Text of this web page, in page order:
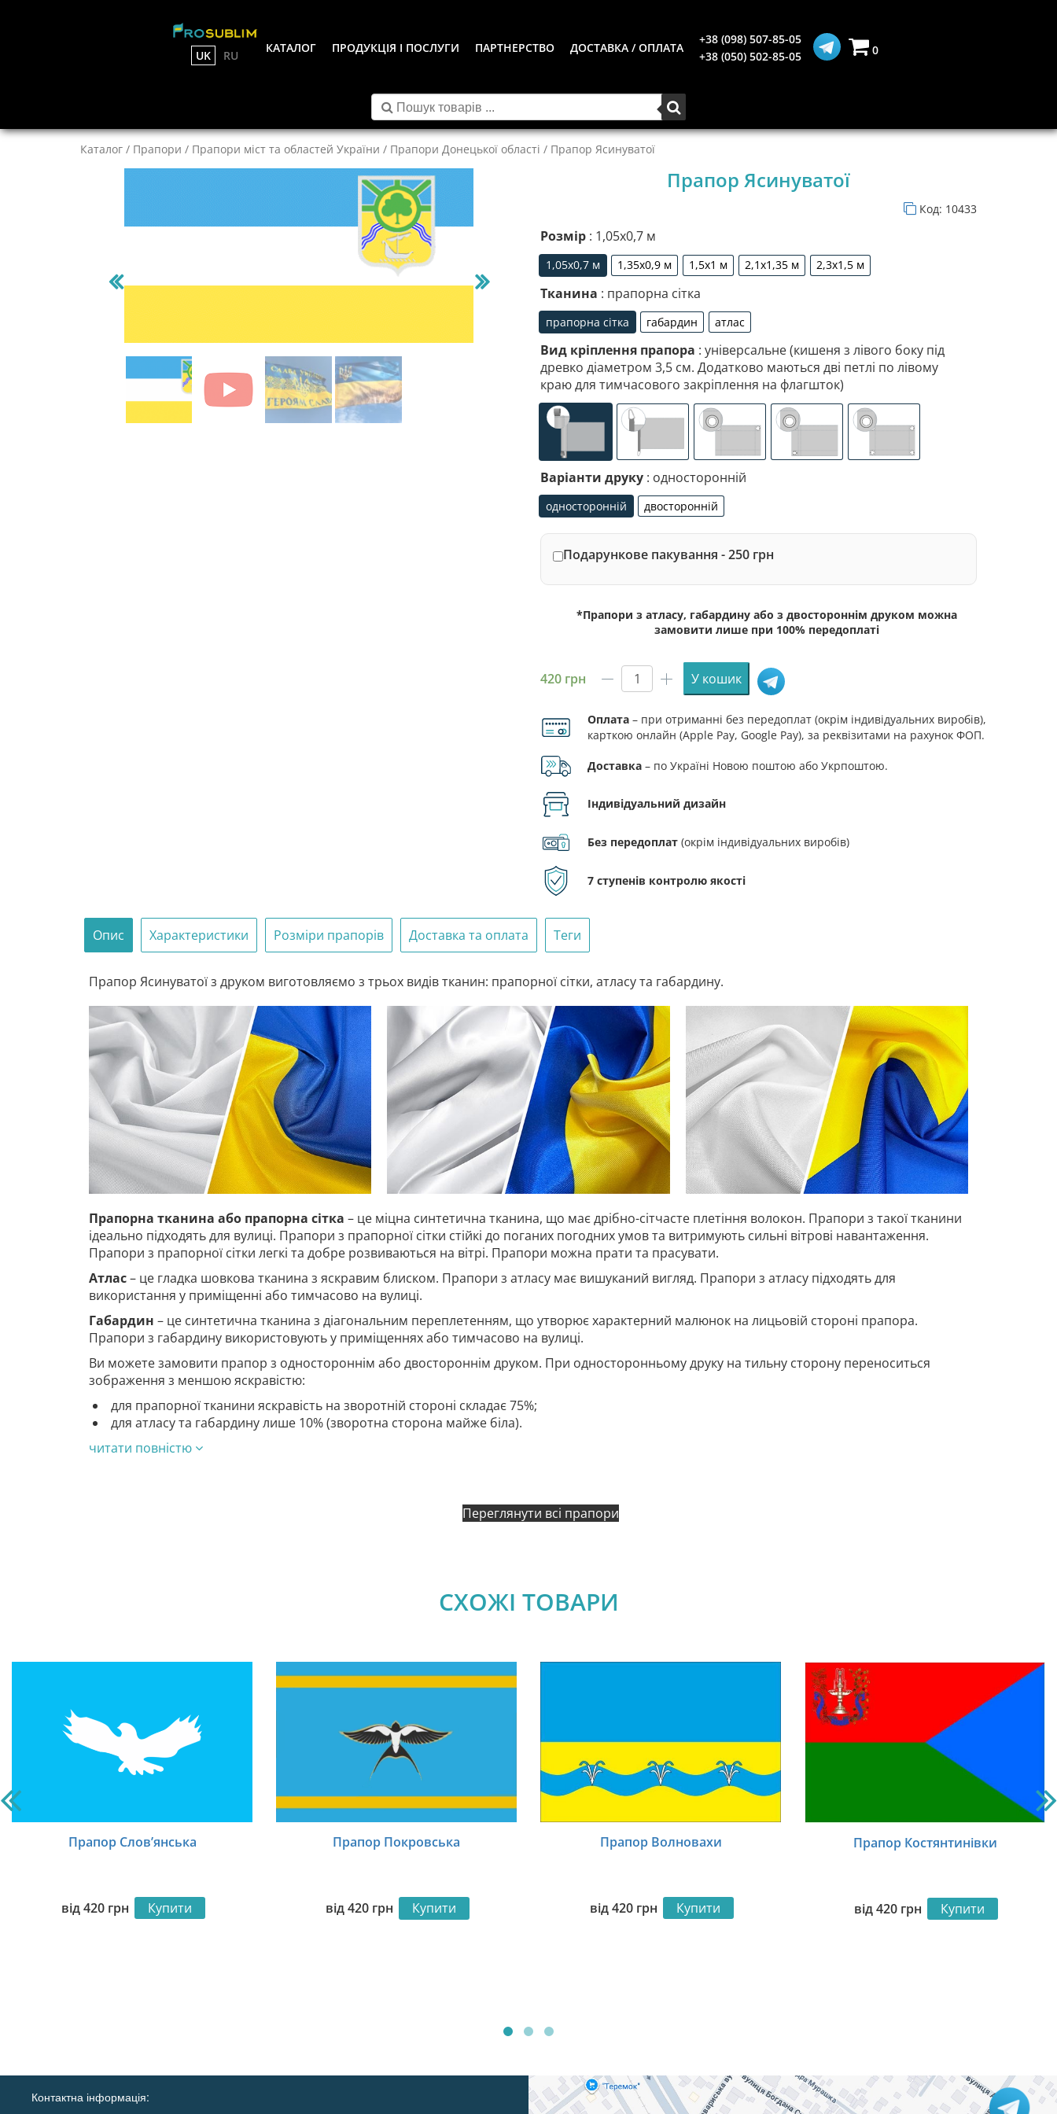
UK RU
КАТАЛОГ ПРОДУКЦІЯ І ПОСЛУГИ ПАРТНЕРСТВО ДОСТАВКА / ОПЛАТА
+38 (098) 507-85-05
+38 (050) 502-85-05
0
Каталог / Прапори / Прапори міст та областей України / Прапори Донецької області / Прапор Ясинуватої
Прапор Ясинуватої
Код: 10433
Розмір : 1,05х0,7 м
1,05х0,7 м
1,05х0,7 м
1,35х0,9 м
1,35х0,9 м
1,5х1 м
1,5х1 м
2,1х1,35 м
2,1х1,35 м
2,3х1,5 м
2,3х1,5 м
Тканина : прапорна сітка
прапорна сітка
прапорна сітка
габардин
габардин
атлас
атлас
Вид кріплення прапора : універсальне (кишеня з лівого боку під
древко діаметром 3,5 см. Додатково маються дві петлі по лівому
краю для тимчасового закріплення на флагшток)
Варіанти друку : односторонній
односторонній
односторонній
двосторонній
двосторонній
Подарункове пакування - 250 грн
*Прапори з атласу, габардину або з двостороннім друком можна
замовити лише при 100% передоплаті
420 грн
Прапор
кількість
У кошик
Оплата – при отриманні без передоплат (окрім індивідуальних виробів),
карткою онлайн (Apple Pay, Google Pay), за реквізитами на рахунок ФОП.
Доставка – по Україні Новою поштою або Укрпоштою.
Індивідуальний дизайн
Без передоплат (окрім індивідуальних виробів)
7 ступенів контролю якості
Опис Характеристики Розміри прапорів Доставка та оплата Теги
Прапор Ясинуватої з друком виготовляємо з трьох видів тканин: прапорної сітки, атласу та габардину.
Прапорна тканина або прапорна сітка – це міцна синтетична тканина, що має дрібно-сітчасте плетіння волокон. Прапори з такої тканини
ідеально підходять для вулиці. Прапори з прапорної сітки стійкі до поганих погодних умов та витримують сильні вітрові навантаження.
Прапори з прапорної сітки легкі та добре розвиваються на вітрі. Прапори можна прати та прасувати.
Атлас– це гладка шовкова тканина з яскравим блиском. Прапори з атласу має вишуканий вигляд. Прапори з атласу підходять для
використання у приміщенні або тимчасово на вулиці.
Габардин – це синтетична тканина з діагональним переплетенням, що утворює характерний малюнок на лицьовій стороні прапора.
Прапори з габардину використовують у приміщеннях або тимчасово на вулиці.
Ви можете замовити прапор з одностороннім або двостороннім друком. При односторонньому друку на тильну сторону переноситься
зображення з меншою яскравістю:
для прапорної тканини яскравість на зворотній стороні складає 75%;
для атласу та габардину лише 10% (зворотна сторона майже біла).
читати повністю
Переглянути всі прапори
СХОЖІ ТОВАРИ
Прапор Слов’янська
від420 грн Купити
Прапор Покровська
від420 грн Купити
Прапор Волновахи
від420 грн Купити
Прапор Костянтинівки
від420 грн Купити
Контактна інформація: